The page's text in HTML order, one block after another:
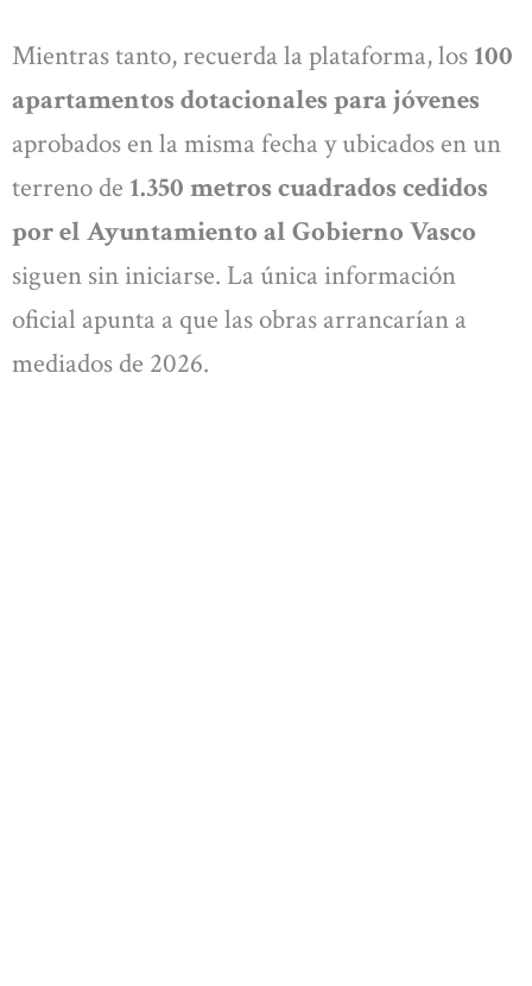
Mientras tanto, recuerda la plataforma, los 100
apartamentos dotacionales para jóvenes
aprobados en la misma fecha y ubicados en un
terreno de 1.350 metros cuadrados cedidos
por el Ayuntamiento al Gobierno Vasco
siguen sin iniciarse. La única información
oficial apunta a que las obras arrancarían a
mediados de 2026.